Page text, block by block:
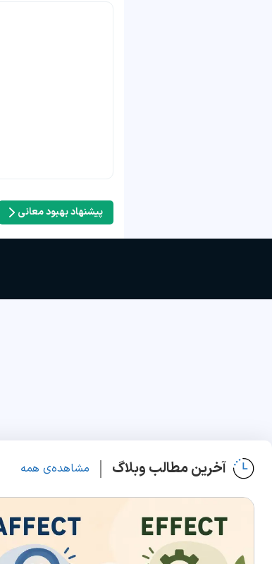
پیشنهاد بهبود معانی
آخرین مطالب وبلاگ مشاهده‌ی همه